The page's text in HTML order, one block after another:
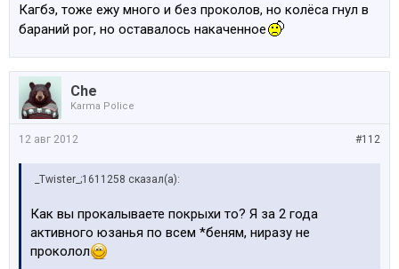
Кагбэ, тоже ежу много и без проколов, но колёса гнул в
бараний рог, но оставалось накаченное
Che
Karma Police
#112
12 авг 2012
_Twister_;1611258 сказал(а):
Как вы прокалываете покрыхи то? Я за 2 года
активного юзанья по всем *беням, ниразу не
проколол